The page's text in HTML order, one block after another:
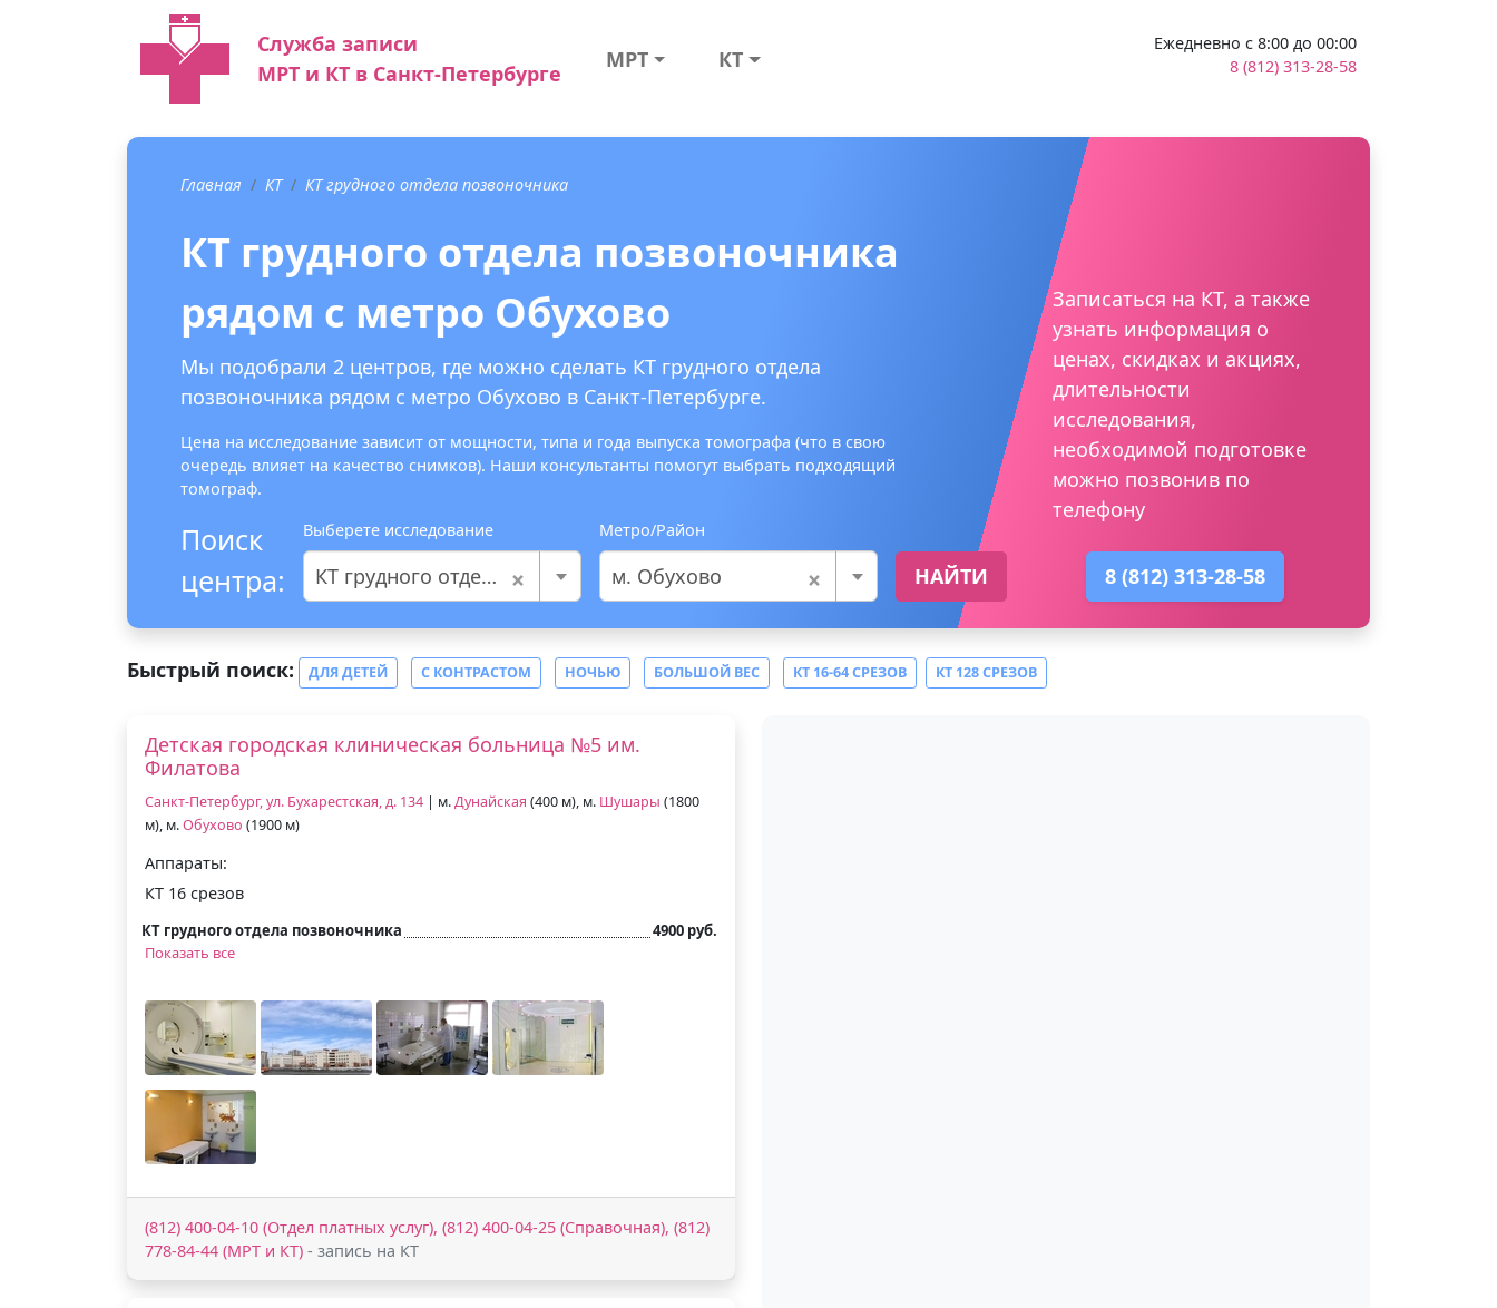
Служба записи
МРТ и КТ в Санкт-Петербурге
МРТ КТ
Ежедневно с 8:00 до 00:00
8 (812) 313-28-58
Главная КТ КТ грудного отдела позвоночника
КТ грудного отдела позвоночника
рядом с метро Обухово
Мы подобрали 2 центров, где можно сделать КТ грудного отдела
позвоночника рядом с метро Обухово в Санкт-Петербурге.
Цена на исследование зависит от мощности, типа и года выпуска томографа (что в свою
очередь влияет на качество снимков). Наши консультанты помогут выбрать подходящий
томограф.
Поиск
центра:
Выберете исследование
×
КТ грудного отдела позвоночника
Метро/Район
×
м. Обухово НАЙТИ
Записаться на КТ, а также
узнать информация о
ценах, скидках и акциях,
длительности
исследования,
необходимой подготовке
можно позвонив по
телефону
8 (812) 313-28-58
Быстрый поиск: ДЛЯ ДЕТЕЙ С КОНТРАСТОМ НОЧЬЮ БОЛЬШОЙ ВЕС КТ 16-64 СРЕЗОВ КТ 128 СРЕЗОВ
Детская городская клиническая больница №5 им.
Филатова
Санкт-Петербург, ул. Бухарестская, д. 134 | м.Дунайская (400 м), м. Шушары (1800
м), м.Обухово (1900 м)
Аппараты:
КТ 16 срезов
КТ грудного отдела позвоночника
4900 руб.
Показать все
(812) 400-04-10 (Отдел платных услуг), (812) 400-04-25 (Справочная), (812)
778-84-44 (МРТ и КТ) - запись на КТ